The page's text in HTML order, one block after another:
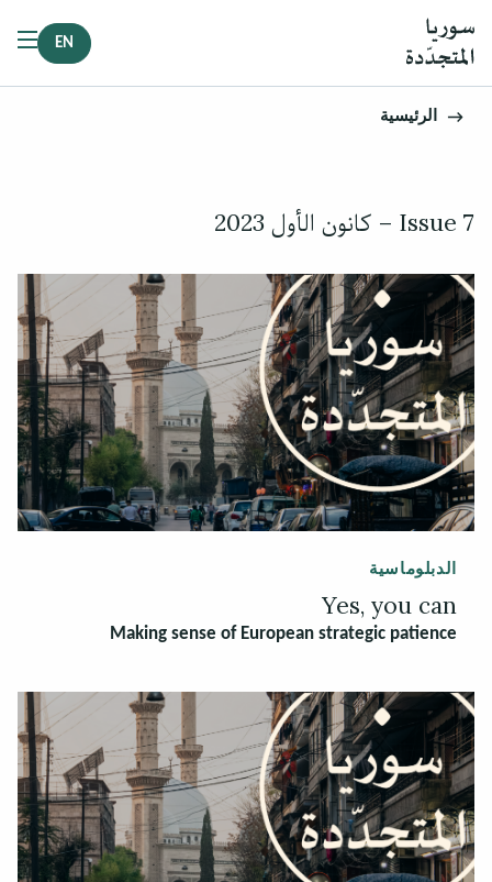
EN
الرئيسية
Issue 7 – كانون الأول 2023
الدبلوماسية
Yes, you can
Making sense of European strategic patience